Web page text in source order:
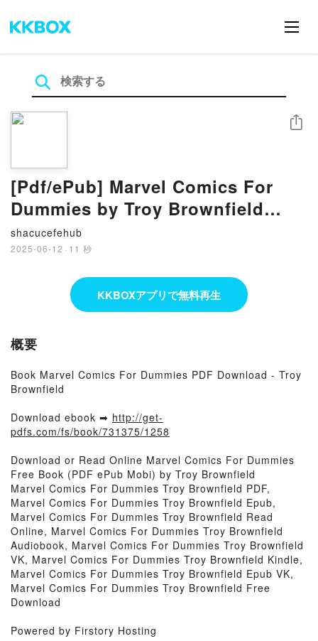
[Pdf/ePub] Marvel Comics For
Dummies by Troy Brownfield
download ebook
shacucefehub
2025-06-12 · 11 秒
シェア
KKBOXアプリで無料再生
概要
Book Marvel Comics For Dummies PDF Download - Troy
Brownfield
Download ebook ➡ http://get-
pdfs.com/fs/book/731375/1258
Download or Read Online Marvel Comics For Dummies
Free Book (PDF ePub Mobi) by Troy Brownfield
Marvel Comics For Dummies Troy Brownfield PDF,
Marvel Comics For Dummies Troy Brownfield Epub,
Marvel Comics For Dummies Troy Brownfield Read
Online, Marvel Comics For Dummies Troy Brownfield
Audiobook, Marvel Comics For Dummies Troy Brownfield
VK, Marvel Comics For Dummies Troy Brownfield Kindle,
Marvel Comics For Dummies Troy Brownfield Epub VK,
Marvel Comics For Dummies Troy Brownfield Free
Download
Powered by Firstory Hosting